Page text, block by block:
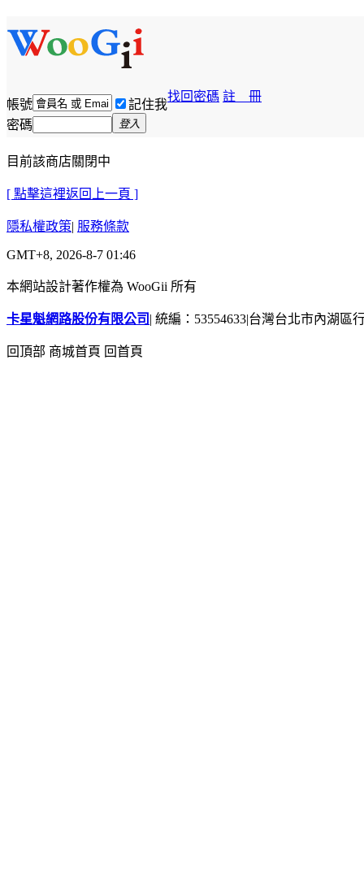
帳號 記住我
找回密碼 註 冊
密碼 登入
目前該商店關閉中
[ 點擊這裡返回上一頁 ]
隱私權政策| 服務條款
GMT+8, 2026-8-7 01:46
本網站設計著作權為 WooGii 所有
卡星魁網路股份有限公司 | 統編：53554633|台灣台北市內湖區
回頂部 商城首頁 回首頁